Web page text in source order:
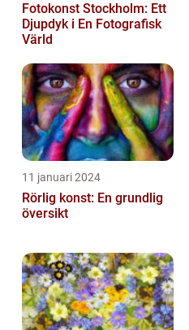
Fotokonst Stockholm: Ett
Djupdyk i En Fotografisk
Värld
11 januari 2024
Rörlig konst: En grundlig
översikt